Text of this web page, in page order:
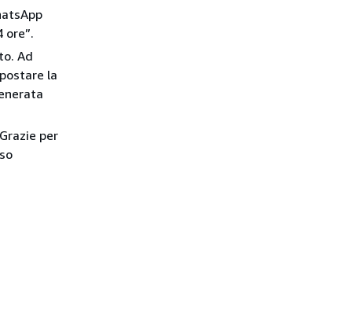
ore”.
Ad
la
per